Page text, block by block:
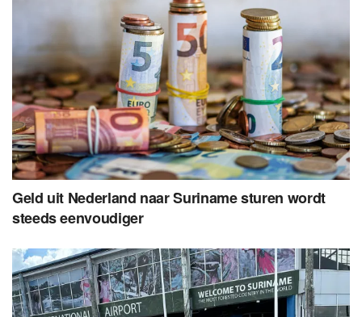
Geld uit Nederland naar Suriname sturen wordt
steeds eenvoudiger